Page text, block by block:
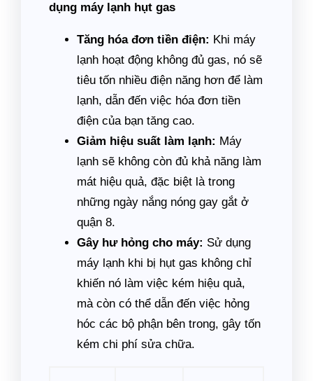
dụng máy lạnh hụt gas
Tăng hóa đơn tiền điện: Khi máy
lạnh hoạt động không đủ gas, nó sẽ
tiêu tốn nhiều điện năng hơn để làm
lạnh, dẫn đến việc hóa đơn tiền
điện của bạn tăng cao.
Giảm hiệu suất làm lạnh: Máy
lạnh sẽ không còn đủ khả năng làm
mát hiệu quả, đặc biệt là trong
những ngày nắng nóng gay gắt ở
quận 8.
Gây hư hỏng cho máy: Sử dụng
máy lạnh khi bị hụt gas không chỉ
khiến nó làm việc kém hiệu quả,
mà còn có thể dẫn đến việc hỏng
hóc các bộ phận bên trong, gây tốn
kém chi phí sửa chữa.